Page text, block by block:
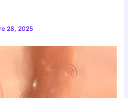
28, 2025